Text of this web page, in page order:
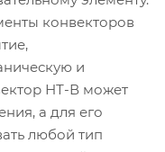
конвекторов
и
НТ-В может
а для его
любой тип